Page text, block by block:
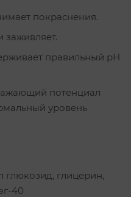
покраснения.
заживляет.
правильный рН
потенциал
уровень
глюкозид, глицерин,
40